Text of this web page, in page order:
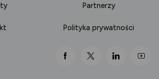
Partnerzy
Polityka prywatności
link otwiera się nowej
link otwiera się
link